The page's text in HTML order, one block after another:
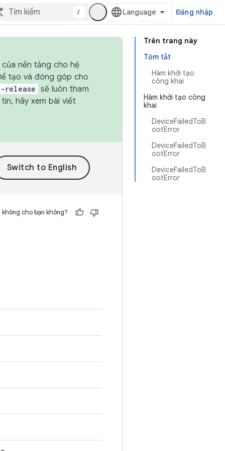
/ Đăng nhập
Trên trang này
Tóm tắt
Hàm khởi tạo
công khai
Hàm khởi tạo công
khai
DeviceFailedToB
ootError
DeviceFailedToB
ootError
DeviceFailedToB
ootError
nền tảng cho hệ
tạo và đóng góp cho
release sẽ luôn tham
hãy xem bài viết
cho bạn không?